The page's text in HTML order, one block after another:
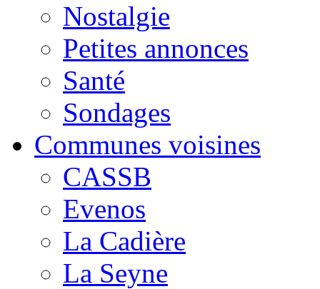
Nostalgie
Petites annonces
Santé
Sondages
Communes voisines
CASSB
Evenos
La Cadière
La Seyne